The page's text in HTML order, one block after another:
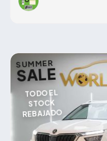
SUMMER
SALE
TODO EL
STOCK
REBAJADO